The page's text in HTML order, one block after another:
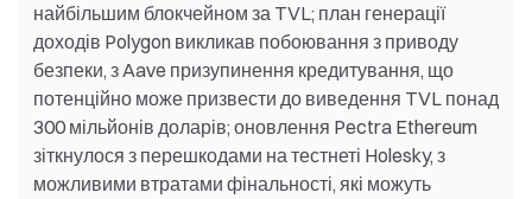
найбільшим блокчейном за TVL; план генерації
доходів Polygon викликав побоювання з приводу
безпеки, з Aave призупинення кредитування, що
потенційно може призвести до виведення TVL понад
300 мільйонів доларів; оновлення Pectra Ethereum
зіткнулося з перешкодами на тестнеті Holesky, з
можливими втратами фінальності, які можуть